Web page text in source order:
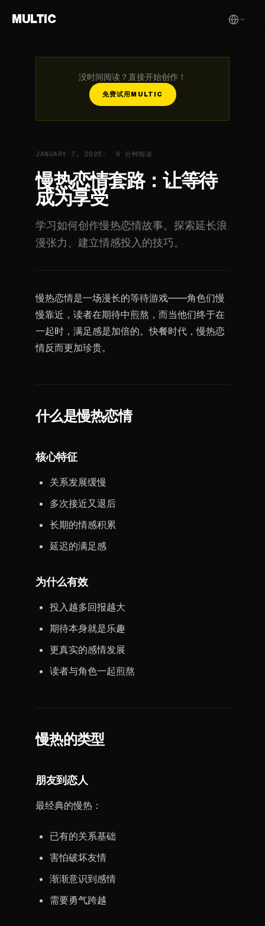
MULTIC
没时间阅读？直接开始创作！
免费试用MULTIC
JANUARY 7, 2025 9 分钟阅读
慢热恋情套路：让等待
成为享受
学习如何创作慢热恋情故事。探索延长浪
漫张力、建立情感投入的技巧。
慢热恋情是一场漫长的等待游戏——角色们慢
慢靠近，读者在期待中煎熬，而当他们终于在
一起时，满足感是加倍的。快餐时代，慢热恋
情反而更加珍贵。
什么是慢热恋情
核心特征
关系发展缓慢
多次接近又退后
长期的情感积累
延迟的满足感
为什么有效
投入越多回报越大
期待本身就是乐趣
更真实的感情发展
读者与角色一起煎熬
慢热的类型
朋友到恋人
最经典的慢热：
已有的关系基础
害怕破坏友情
渐渐意识到感情
需要勇气跨越